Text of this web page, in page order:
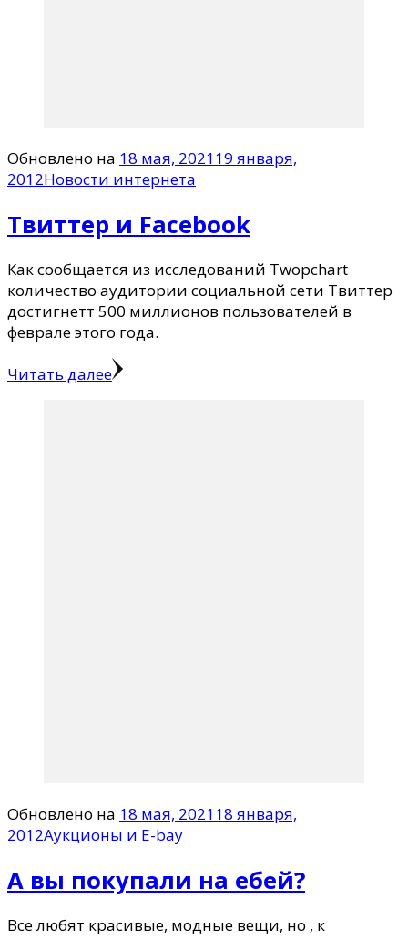
Обновлено на 18 мая, 202119 января,
2012Новости интернета
Твиттер и Facebook
Как сообщается из исследований Twopchart
количество аудитории социальной сети Твиттер
достигнетт 500 миллионов пользователей в
феврале этого года.
Читать далее
Обновлено на 18 мая, 202118 января,
2012Аукционы и E-bay
А вы покупали на ебей?
Все любят красивые, модные вещи, но , к